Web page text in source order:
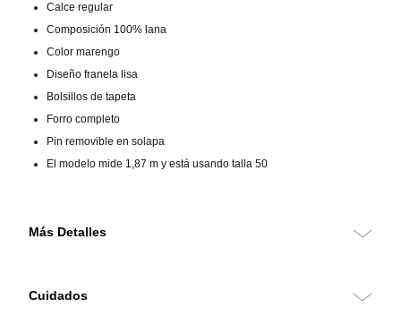
Calce regular
Composición 100% lana
Color marengo
Diseño franela lisa
Bolsillos de tapeta
Forro completo
Pin removible en solapa
El modelo mide 1,87 m y está usando talla 50
Más Detalles
marengo aporta un sello distintivo y sofisticado, ideal para completar
Cuidados